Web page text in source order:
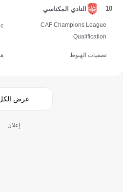
10 النادي المكناسي
CAF Champions League
Qualification
تصفيات الهبوط
عرض
إعلان